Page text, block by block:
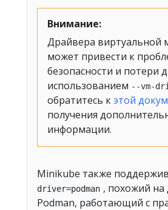
Внимание:
Драйвера виртуальной
может привести к
безопасности и потери
использованием --vm-
обратитесь кэтой
получения
информации.
Minikube также
driver=podman , похожий на
Podman, работающий с